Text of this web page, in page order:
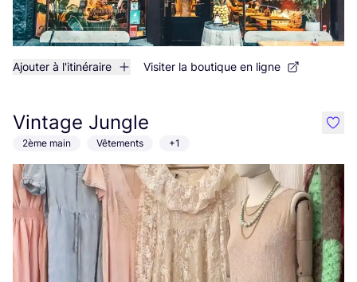
Ajouter à l'itinéraire Visiter la boutique en ligne
Vintage Jungle
2ème main Vêtements +1
like